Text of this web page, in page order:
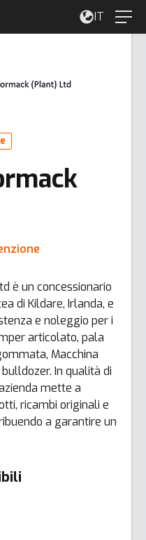
IT
è un concessionario
di Kildare, Irlanda, e
e noleggio per i
articolato, pala
Macchina
In qualità di
mette a
ricambi originali e
a garantire un